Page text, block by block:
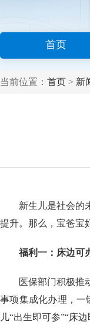
首页
当前位置： 首页 > 新
新生儿是社会的
提升。那么，宝爸宝
福利一：床边可
医保部门积极推
事项集成化办理，一
儿“出生即可参”“床边